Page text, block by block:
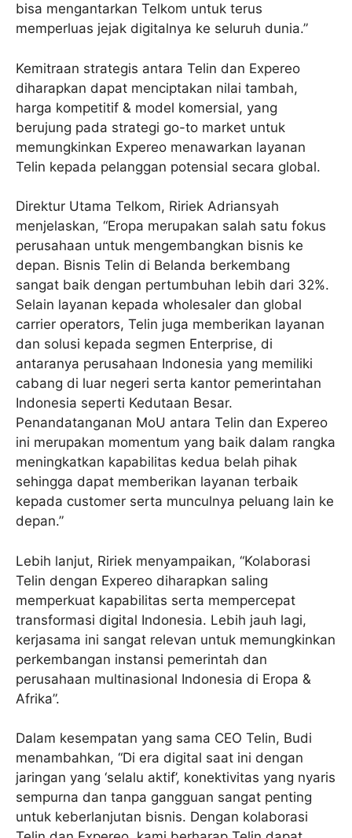
bisa mengantarkan Telkom untuk terus
memperluas jejak digitalnya ke seluruh dunia.”
Kemitraan strategis antara Telin dan Expereo
diharapkan dapat menciptakan nilai tambah,
harga kompetitif & model komersial, yang
berujung pada strategi go-to market untuk
memungkinkan Expereo menawarkan layanan
Telin kepada pelanggan potensial secara global.
Direktur Utama Telkom, Ririek Adriansyah
menjelaskan, “Eropa merupakan salah satu fokus
perusahaan untuk mengembangkan bisnis ke
depan. Bisnis Telin di Belanda berkembang
sangat baik dengan pertumbuhan lebih dari 32%.
Selain layanan kepada wholesaler dan global
carrier operators, Telin juga memberikan layanan
dan solusi kepada segmen Enterprise, di
antaranya perusahaan Indonesia yang memiliki
cabang di luar negeri serta kantor pemerintahan
Indonesia seperti Kedutaan Besar.
Penandatanganan MoU antara Telin dan Expereo
ini merupakan momentum yang baik dalam rangka
meningkatkan kapabilitas kedua belah pihak
sehingga dapat memberikan layanan terbaik
kepada customer serta munculnya peluang lain ke
depan.”
Lebih lanjut, Ririek menyampaikan, “Kolaborasi
Telin dengan Expereo diharapkan saling
memperkuat kapabilitas serta mempercepat
transformasi digital Indonesia. Lebih jauh lagi,
kerjasama ini sangat relevan untuk memungkinkan
perkembangan instansi pemerintah dan
perusahaan multinasional Indonesia di Eropa &
Afrika”.
Dalam kesempatan yang sama CEO Telin, Budi
menambahkan, “Di era digital saat ini dengan
jaringan yang ‘selalu aktif’, konektivitas yang nyaris
sempurna dan tanpa gangguan sangat penting
untuk keberlanjutan bisnis. Dengan kolaborasi